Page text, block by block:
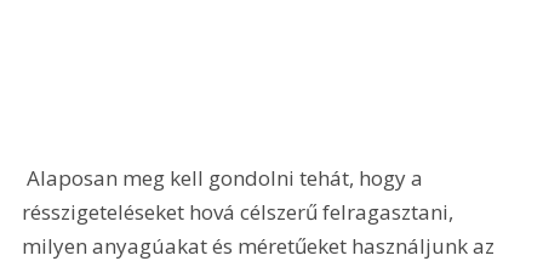
Alaposan meg kell gondolni tehát, hogy a
résszigeteléseket hová célszerű felragasztani,
milyen anyagúakat és méretűeket használjunk az